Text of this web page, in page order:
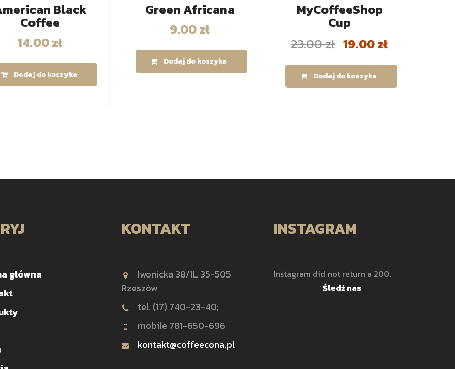
Black
Coffee
14.00zł
Dodaj do koszyka
Green Africana
9.00zł
Dodaj do koszyka
MyCoffeeShop
Cup
23.00zł 19.00zł
Dodaj do koszyka
główna
KONTAKT
Iwonicka 38/1L 35-505
Rzeszów
tel. (17) 740-23-40;
mobile 781-650-696
kontakt@coffeecona.pl
INSTAGRAM
Instagram did not return a 200.
Śledź nas